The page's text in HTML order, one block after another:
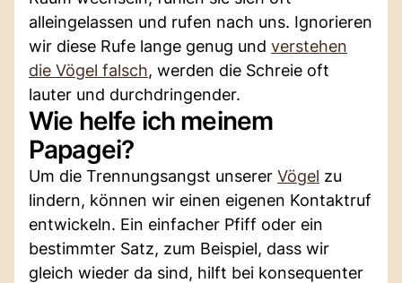
alleingelassen und rufen nach uns. Ignorieren
wir diese Rufe lange genug und verstehen
die Vögel falsch, werden die Schreie oft
lauter und durchdringender.
Wie helfe ich meinem
Papagei?
Um die Trennungsangst unserer Vögel zu
lindern, können wir einen eigenen Kontaktruf
entwickeln. Ein einfacher Pfiff oder ein
bestimmter Satz, zum Beispiel, dass wir
gleich wieder da sind, hilft bei konsequenter